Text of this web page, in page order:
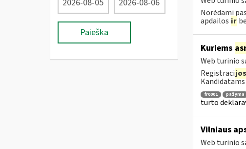
Paieška
Norėdami
apdailos ir
Kuriems
Web turinio
Registracijos
fr0001 pažyma
turto
Vilniaus
Web turinio